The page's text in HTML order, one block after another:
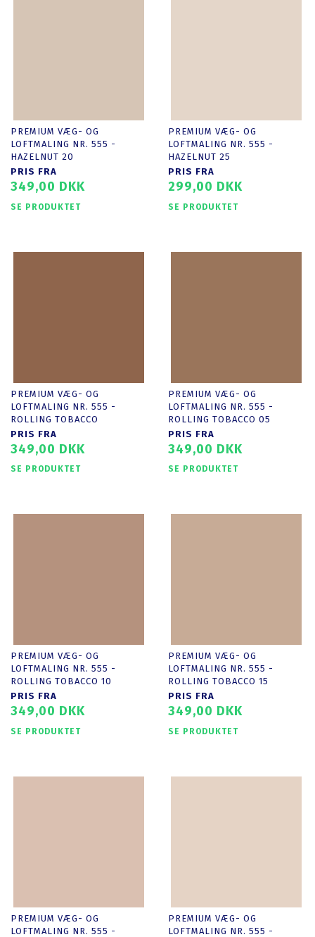
PREMIUM VÆG- OG
LOFTMALING NR. 555 -
HAZELNUT 20
PRIS FRA
349,00 DKK
SE PRODUKTET
PREMIUM VÆG- OG
LOFTMALING NR. 555 -
HAZELNUT 25
PRIS FRA
299,00 DKK
SE PRODUKTET
PREMIUM VÆG- OG
LOFTMALING NR. 555 -
ROLLING TOBACCO
PRIS FRA
349,00 DKK
SE PRODUKTET
PREMIUM VÆG- OG
LOFTMALING NR. 555 -
ROLLING TOBACCO 05
PRIS FRA
349,00 DKK
SE PRODUKTET
PREMIUM VÆG- OG
LOFTMALING NR. 555 -
ROLLING TOBACCO 10
PRIS FRA
349,00 DKK
SE PRODUKTET
PREMIUM VÆG- OG
LOFTMALING NR. 555 -
ROLLING TOBACCO 15
PRIS FRA
349,00 DKK
SE PRODUKTET
PREMIUM VÆG- OG
LOFTMALING NR. 555 -
PREMIUM VÆG- OG
LOFTMALING NR. 555 -